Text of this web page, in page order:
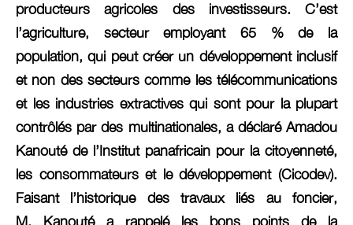
producteurs agricoles des investisseurs. C’est
l’agriculture, secteur employant 65 % de la
population, qui peut créer un développement inclusif
et non des secteurs comme les télécommunications
et les industries extractives qui sont pour la plupart
contrôlés par des multinationales, a déclaré Amadou
Kanouté de l’Institut panafricain pour la citoyenneté,
les consommateurs et le développement (Cicodev).
Faisant l’historique des travaux liés au foncier,